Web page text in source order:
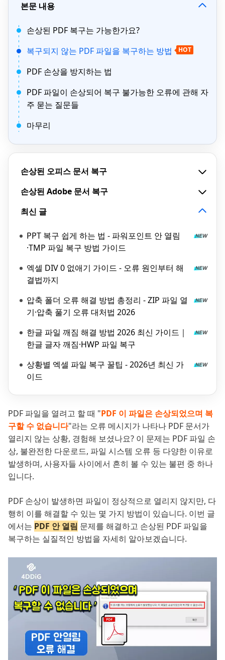
본문 내용
손상된 PDF 복구는 가능한가요?
복구되지 않는 PDF 파일을 복구하는 방법
HOT
PDF 손상을 방지하는 법
PDF 파일이 손상되어 복구 불가능한 오류에 관해 자
주 묻는 질문들
마무리
손상된 오피스 문서 복구
손상된 Adobe 문서 복구
최신 글
PPT 복구 쉽게 하는 법 - 파워포인트 안 열림
·TMP 파일 복구 방법 가이드
엑셀 DIV 0 없애기 가이드 - 오류 원인부터 해
결법까지
압축 폴더 오류 해결 방법 총정리 - ZIP 파일 열
기·압축 풀기 오류 대처법 2026
한글 파일 깨짐 해결 방법 2026 최신 가이드｜
한글 글자 깨짐·HWP 파일 복구
상황별 엑셀 파일 복구 꿀팁 - 2026년 최신 가
이드
PDF 파일을 열려고 할 때 "PDF 이 파일은 손상되었으며 복
구할 수 없습니다"라는 오류 메시지가 나타나 PDF 문서가
열리지 않는 상황, 경험해 보셨나요? 이 문제는 PDF 파일 손
상, 불완전한 다운로드, 파일 시스템 오류 등 다양한 이유로
발생하며, 사용자들 사이에서 흔히 볼 수 있는 불편 중 하나
입니다.
PDF 손상이 발생하면 파일이 정상적으로 열리지 않지만, 다
행히 이를 해결할 수 있는 몇 가지 방법이 있습니다. 이번 글
에서는 PDF 안 열림 문제를 해결하고 손상된 PDF 파일을
복구하는 실질적인 방법을 자세히 알아보겠습니다.